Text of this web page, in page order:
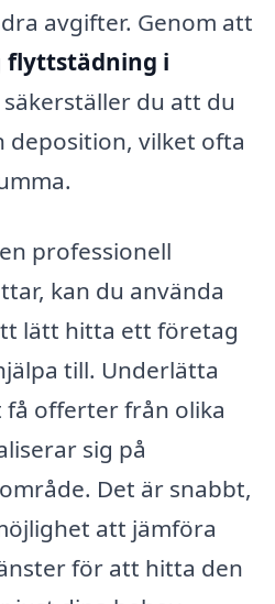
avgifter. Genom att
flyttstädning i
säkerställer du att du
deposition, vilket ofta
professionell
kan du använda
lätt hitta ett företag
till. Underlätta
offerter från olika
sig på
Det är snabbt,
att jämföra
för att hitta den